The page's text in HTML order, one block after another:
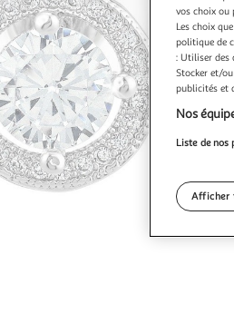
vos choix ou
Les choix
politique de
: Utiliser des
Stocker et/
publicités et
Nos
Liste de nos
Afficher